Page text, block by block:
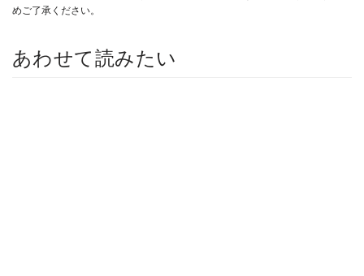
めご了承ください。
あわせて読みたい